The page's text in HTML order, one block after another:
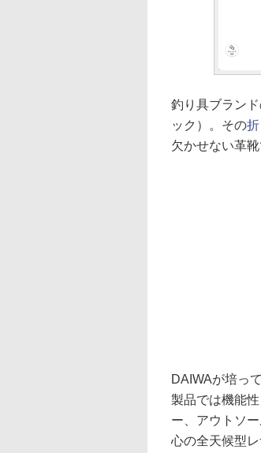
釣り具ブラン
ック）。その
欠かせない革靴
DAIWAが培っ
製品では機能
ー、アウトソ
心の全天候型レ